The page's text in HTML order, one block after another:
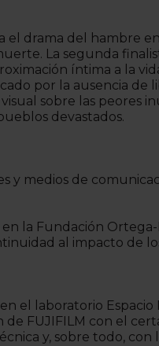
el drama del hambre
La segunda
íntima a la
por la ausencia de
sobre las peores
devastados.
y medios de
la Fundación
al impacto de
el laboratorio
FUJIFILM con el
y, sobre todo,